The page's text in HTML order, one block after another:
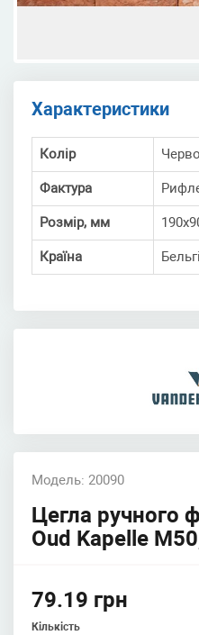
Характеристики
Колір
Фактура
Розмір, мм
Країна
Модель: 20090
Цегла ручного
Oud Kapelle
79.19 грн
Кількість